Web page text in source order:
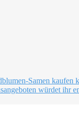
Samen kaufen
würdet ihr